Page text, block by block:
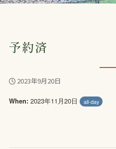
予約済
2023年9月20日
When: 2023年11月20日 all-day